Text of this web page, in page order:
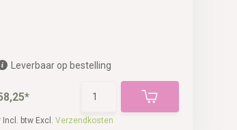
Leverbaar op bestelling
Incl. btw Excl. Verzendkosten